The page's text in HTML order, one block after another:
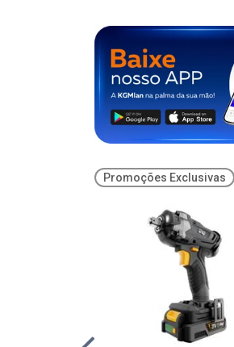
Promoções Exclusivas